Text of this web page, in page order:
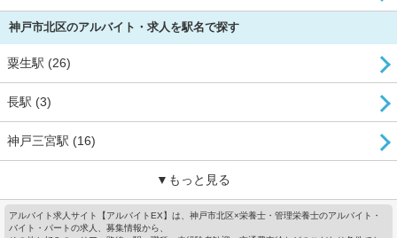
神戸市北区のアルバイト・求人を駅名で探す
粟生駅 (26)
長駅 (3)
神戸三宮駅 (16)
▼もっと見る
アルバイト求人サイト【アルバイトEX】は、神戸市北区×栄養士・管理栄養士のアルバイト・
バイト・パートの求人、募集情報から、